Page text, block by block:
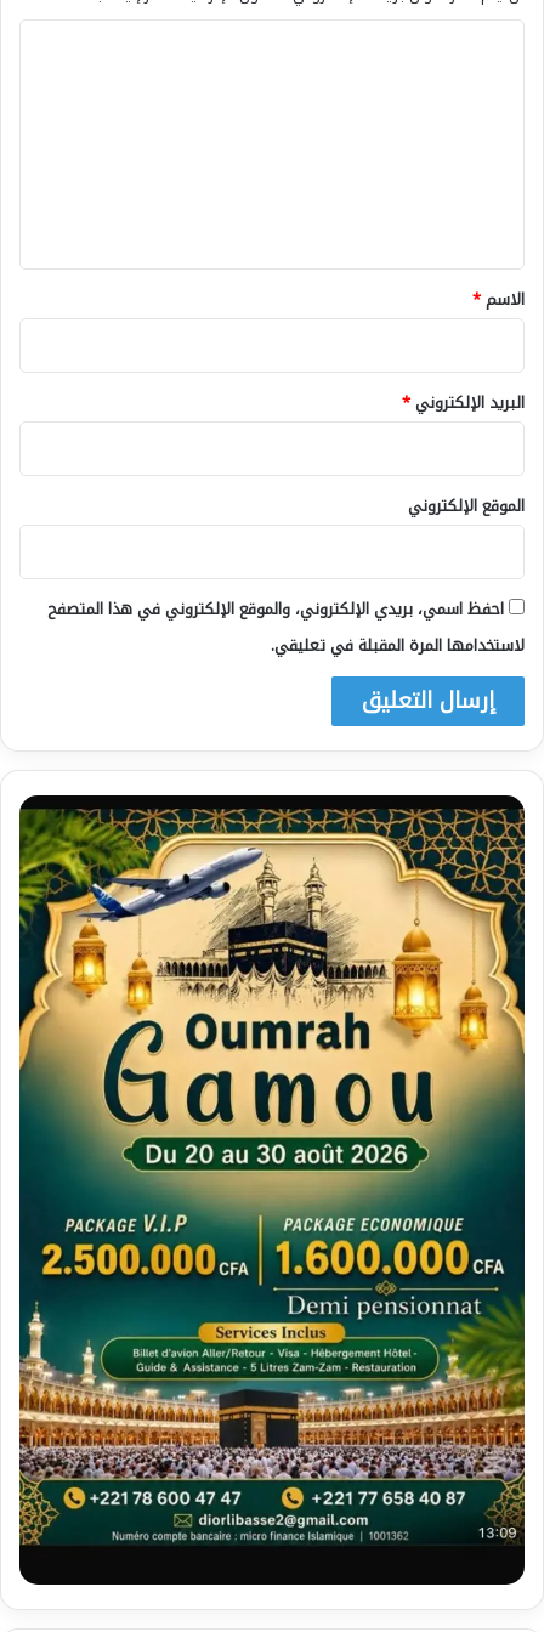
*
الاسم*
البريد الإلكتروني*
الموقع الإلكتروني
احفظ اسمي، بريدي الإلكتروني، والموقع الإلكتروني في هذا المتصفح
لاستخدامها المرة المقبلة في تعليقي.